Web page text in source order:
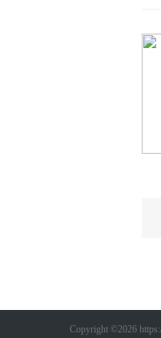
Copyright ©2026